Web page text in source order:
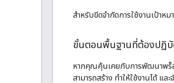
สำหรับขีดจำกัดการใช้งานเป้าหม
ขั้นตอนพื้นฐานที่ต้องปฏิบั
หากคุณคุ้นเคยกับการพัฒนาพร็อ
สามารถสร้าง ทำให้ใช้งานได้ แล